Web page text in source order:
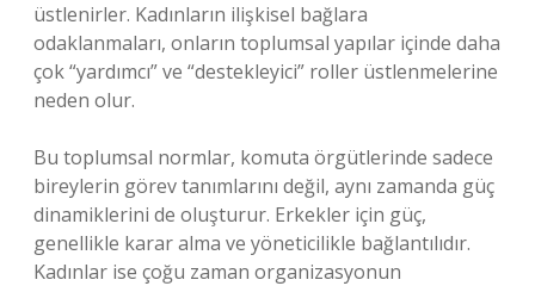
üstlenirler. Kadınların ilişkisel bağlara
odaklanmaları, onların toplumsal yapılar içinde daha
çok “yardımcı” ve “destekleyici” roller üstlenmelerine
neden olur.
Bu toplumsal normlar, komuta örgütlerinde sadece
bireylerin görev tanımlarını değil, aynı zamanda güç
dinamiklerini de oluşturur. Erkekler için güç,
genellikle karar alma ve yöneticilikle bağlantılıdır.
Kadınlar ise çoğu zaman organizasyonun